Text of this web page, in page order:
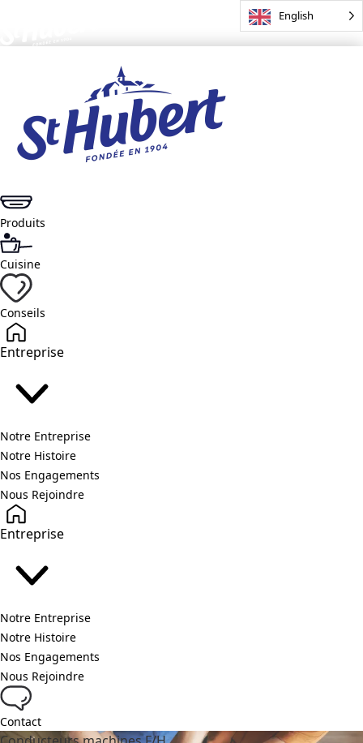
Produits
Cuisine
Conseils
Entreprise
Notre Entreprise
Notre Histoire
Nos Engagements
Nous Rejoindre
Entreprise
Notre Entreprise
Notre Histoire
Nos Engagements
Nous Rejoindre
Contact
English